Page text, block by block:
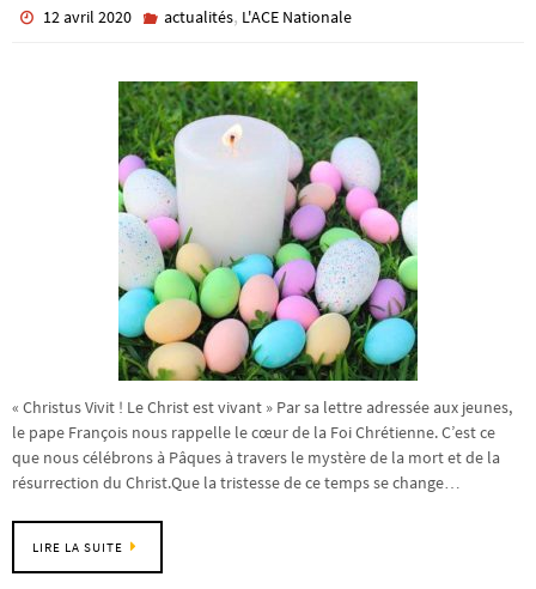
12 avril 2020 actualités, L'ACE Nationale
« Christus Vivit ! Le Christ est vivant » Par sa lettre adressée aux jeunes,
le pape François nous rappelle le cœur de la Foi Chrétienne. C’est ce
que nous célébrons à Pâques à travers le mystère de la mort et de la
résurrection du Christ.Que la tristesse de ce temps se change…
LIRE LA SUITE